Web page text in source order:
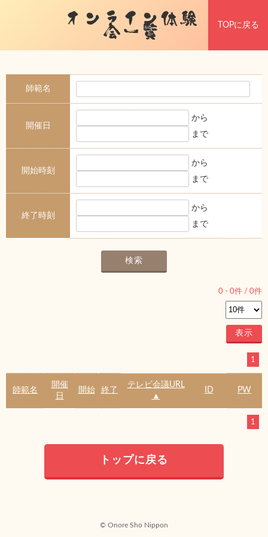
オンライン体験
会一覧 TOPに戻る
師範名
開催日
から
まで
開始時刻
から
まで
終了時刻
から
まで
0 - 0件 / 0件
1
師範名
開催
日
開始 終了
テレビ会議URL
▲
ID PW
1
トップに戻る
© Onore Sho Nippon